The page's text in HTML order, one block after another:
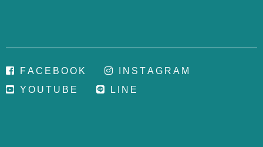
FA C E B OO K N S TA G R A M
Y O U T U B E L N E